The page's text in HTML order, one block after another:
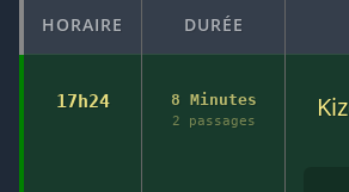
HORAIRE DURÉE
17h24 8 Minutes
2 passages